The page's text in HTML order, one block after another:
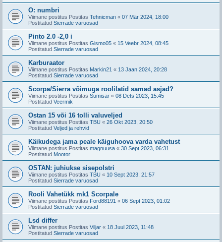
O: numbri
Viimane postitus Postitas Tehnicman « 07 Mär 2024, 18:00
Postitatud Sierrade varuosad
Pinto 2.0 -2,0 i
Viimane postitus Postitas Gismo05 « 15 Veebr 2024, 08:45
Postitatud Sierrade varuosad
Karburaator
Viimane postitus Postitas Markin21 « 13 Jaan 2024, 20:28
Postitatud Sierrade varuosad
Scorpa/Sierra võimuga roolilatid samad asjad?
Viimane postitus Postitas Sumisar « 08 Dets 2023, 15:45
Postitatud Veermik
Ostan 15 või 16 tolli valuveljed
Viimane postitus Postitas TBU « 26 Okt 2023, 20:50
Postitatud Veljed ja rehvid
Käikudega jama peale käiguhoova varda vahetust
Viimane postitus Postitas magnuusa « 30 Sept 2023, 06:31
Postitatud Mootor
OSTAN: juhiukse sisepolstri
Viimane postitus Postitas TBU « 10 Sept 2023, 21:57
Postitatud Sierrade varuosad
Rooli Vahetükk mk1 Scorpale
Viimane postitus Postitas Ford88191 « 06 Sept 2023, 01:02
Postitatud Sierrade varuosad
Lsd differ
Viimane postitus Postitas Viljar « 18 Juul 2023, 11:48
Postitatud Sierrade varuosad